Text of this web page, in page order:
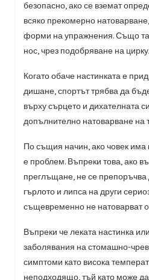
безопасно, ако се вземат
всяко прекомерно
форми на упражнения. Също
нос, чрез подобряване на
Когато обаче настинката е
дишане, спортът трябва да
върху сърцето и дихателната
допълнително натоварване на
По същия начин, ако човек има
е проблем. Въпреки това, ако
преглъщане, не се препоръчва
гърлото и липса на други
същевременно не натоварват
Въпреки че леката настинка
заболявания на стомашно-
симптоми като висока
неподходящо, тъй като може